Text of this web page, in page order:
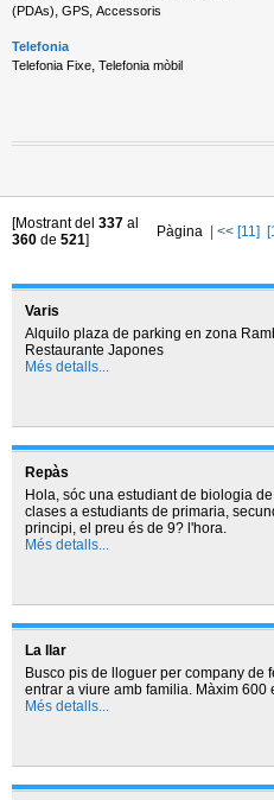
(PDAs), GPS, Accessoris
Telefonia
Telefonia Fixe, Telefonia mòbil
[Mostrant del 337 al
360 de 521] Pàgina << [11]
Varis
Alquilo plaza de parking en zona
Restaurante Japones
Més detalls...
Repàs
Hola, sóc una estudiant de biologia
clases a estudiants de primaria,
principi, el preu és de 9? l'hora.
Més detalls...
La llar
Busco pis de lloguer per company de
entrar a viure amb familia. Màxim 600
Més detalls...